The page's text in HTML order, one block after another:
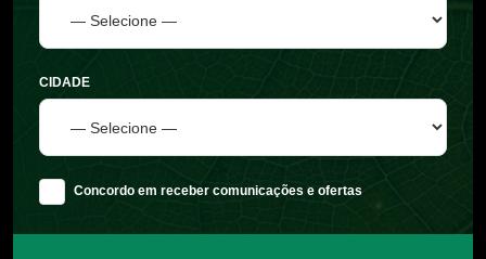
CIDADE
Concordo em receber comunicações e ofertas